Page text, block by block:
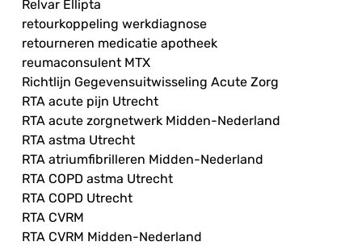
Relvar Ellipta
retourkoppeling werkdiagnose
retourneren medicatie apotheek
reumaconsulent MTX
Richtlijn Gegevensuitwisseling Acute Zorg
RTA acute pijn Utrecht
RTA acute zorgnetwerk Midden-Nederland
RTA astma Utrecht
RTA atriumfibrilleren Midden-Nederland
RTA COPD astma Utrecht
RTA COPD Utrecht
RTA CVRM
RTA CVRM Midden-Nederland